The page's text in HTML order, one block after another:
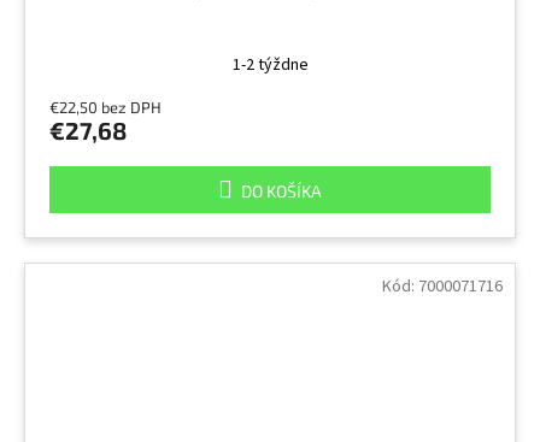
1-2 týždne
€22,50 bez DPH
€27,68
DO KOŠÍKA
Kód: 7000071716